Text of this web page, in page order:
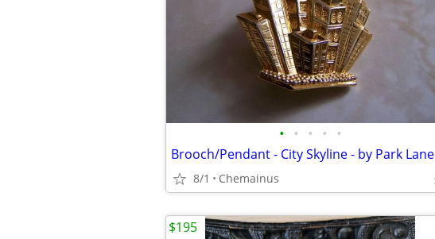
• • • • •
Brooch/Pendant - City Skyline - by Park Lane
8/1 Chemainus
$195